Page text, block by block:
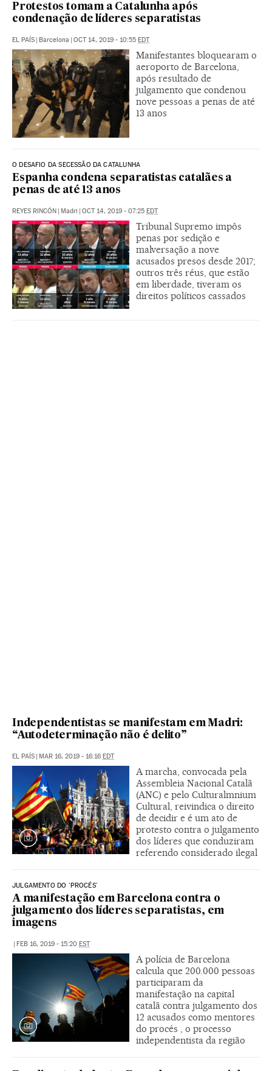
Protestos tomam a Catalunha após
condenação de líderes separatistas
EL PAÍS | Barcelona | OCT 14, 2019 - 10:55 EDT
Manifestantes bloquearam o
aeroporto de Barcelona,
após resultado de
julgamento que condenou
nove pessoas a penas de até
13 anos
O DESAFIO DA SECESSÃO DA CATALUNHA
Espanha condena separatistas catalães a
penas de até 13 anos
REYES RINCÓN | Madri | OCT 14, 2019 - 07:25 EDT
Tribunal Supremo impôs
penas por sedição e
malversação a nove
acusados presos desde 2017;
outros três réus, que estão
em liberdade, tiveram os
direitos políticos cassados
Independentistas se manifestam em Madri:
“Autodeterminação não é delito”
EL PAÍS | MAR 16, 2019 - 16:16 EDT
A marcha, convocada pela
Assembleia Nacional Catalã
(ANC) e pelo Culturalmnium
Cultural, reivindica o direito
de decidir e é um ato de
protesto contra o julgamento
dos líderes que conduziram
referendo considerado ilegal
JULGAMENTO DO 'PROCÉS'
A manifestação em Barcelona contra o
julgamento dos líderes separatistas, em
imagens
| FEB 16, 2019 - 15:20 EST
A polícia de Barcelona
calcula que 200.000 pessoas
participaram da
manifestação na capital
catalã contra julgamento dos
12 acusados como mentores
do procés , o processo
independentista da região